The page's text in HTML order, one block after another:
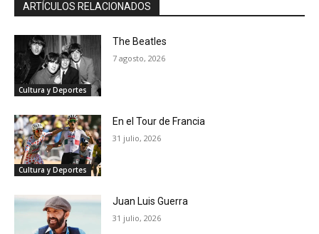
ARTÍCULOS RELACIONADOS
Cultura y Deportes
The Beatles
7 agosto, 2026
Cultura y Deportes
En el Tour de Francia
31 julio, 2026
Juan Luis Guerra
31 julio, 2026